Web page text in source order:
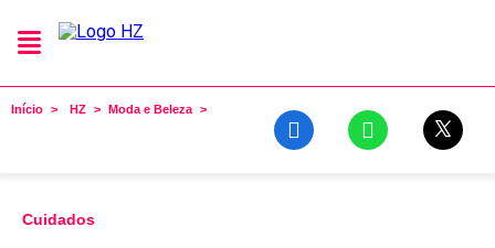
Início HZ Moda e Beleza
Cuidados